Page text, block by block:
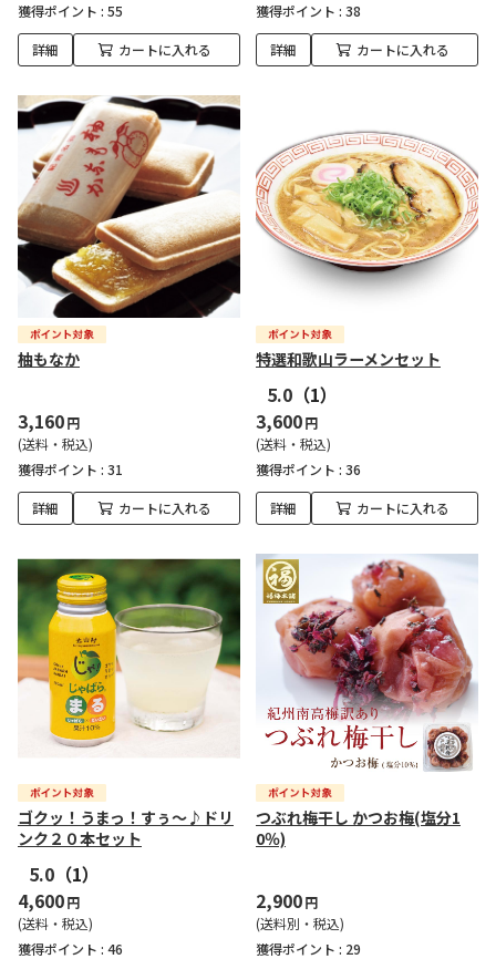
獲得ポイント : 55
詳細 カートに入れる
獲得ポイント : 38
詳細 カートに入れる
柚もなか
3,160円
(送料・税込)
獲得ポイント : 31
詳細 カートに入れる
特選和歌山ラーメンセット
5.0 （1）
3,600円
(送料・税込)
獲得ポイント : 36
詳細 カートに入れる
ゴクッ！うまっ！すぅ～♪ドリ
ンク２０本セット
5.0 （1）
4,600円
(送料・税込)
獲得ポイント : 46
つぶれ梅干し かつお梅(塩分1
0％)
2,900円
(送料別・税込)
獲得ポイント : 29